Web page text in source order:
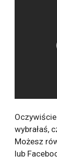
Oczywiście
wybrałaś,
Możesz
lub